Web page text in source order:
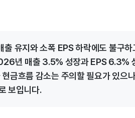
유지와 소폭 EPS 하락에도 불구
년 매출 3.5% 성장과 EPS 6.3%
금흐름 감소는 주의할 필요가 있으
보입니다.